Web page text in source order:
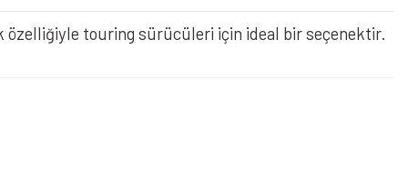
özelliğiyle touring sürücüleri için ideal bir seçenektir.